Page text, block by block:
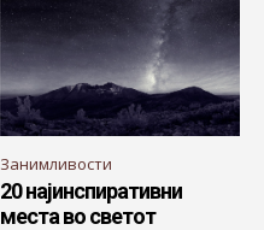
Занимливости
20 најинспиративни
места во светот